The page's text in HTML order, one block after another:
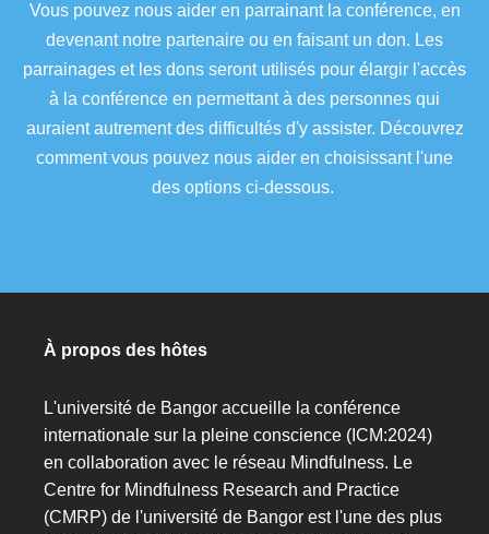
Vous pouvez nous aider en parrainant la conférence, en
devenant notre partenaire ou en faisant un don. Les
parrainages et les dons seront utilisés pour élargir l'accès
à la conférence en permettant à des personnes qui
auraient autrement des difficultés d'y assister. Découvrez
comment vous pouvez nous aider en choisissant l'une
des options ci-dessous.
À propos des hôtes
L'université de Bangor accueille la conférence
internationale sur la pleine conscience (ICM:2024)
en collaboration avec le réseau Mindfulness. Le
Centre for Mindfulness Research and Practice
(CMRP) de l'université de Bangor est l'une des plus